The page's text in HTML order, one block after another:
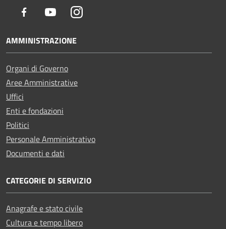
Facebook YoutubeInstagram
AMMINISTRAZIONE
Organi di Governo
Aree Amministrative
Uffici
Enti e fondazioni
Politici
Personale Amministrativo
Documenti e dati
CATEGORIE DI SERVIZIO
Anagrafe e stato civile
Cultura e tempo libero